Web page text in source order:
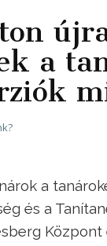
a
a
és a
Központ